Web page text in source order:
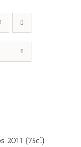
2011 (75cl)